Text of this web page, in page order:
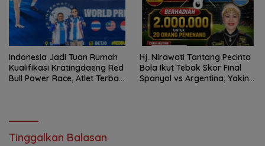
Indonesia Jadi Tuan Rumah
Kualifikasi Kratingdaeng Red
Bull Power Race, Atlet Terbaik
Hj. Nirawati Tantang Pecinta
Bola Ikut Tebak Skor Final
Spanyol vs Argentina, Yakin
Tinggalkan Balasan